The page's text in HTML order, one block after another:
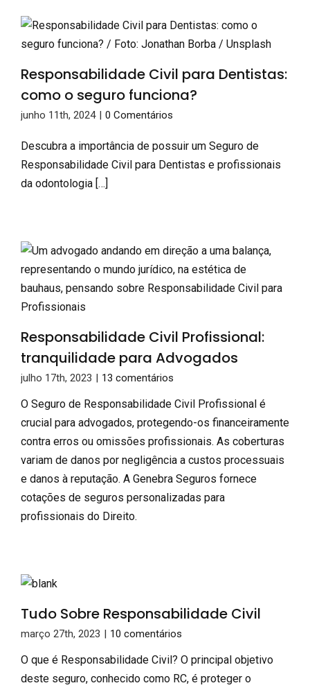
Responsabilidade Civil para Dentistas:
como o seguro funciona?
junho 11th, 2024 | 0 Comentários
Descubra a importância de possuir um Seguro de
Responsabilidade Civil para Dentistas e profissionais
da odontologia […]
Responsabilidade Civil Profissional:
tranquilidade para Advogados
julho 17th, 2023 | 13 comentários
O Seguro de Responsabilidade Civil Profissional é
crucial para advogados, protegendo-os financeiramente
contra erros ou omissões profissionais. As coberturas
variam de danos por negligência a custos processuais
e danos à reputação. A Genebra Seguros fornece
cotações de seguros personalizadas para
profissionais do Direito.
Tudo Sobre Responsabilidade Civil
março 27th, 2023 | 10 comentários
O que é Responsabilidade Civil? O principal objetivo
deste seguro, conhecido como RC, é proteger o